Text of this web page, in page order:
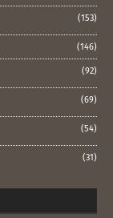
(153)
(146)
(92)
(69)
(54)
(31)